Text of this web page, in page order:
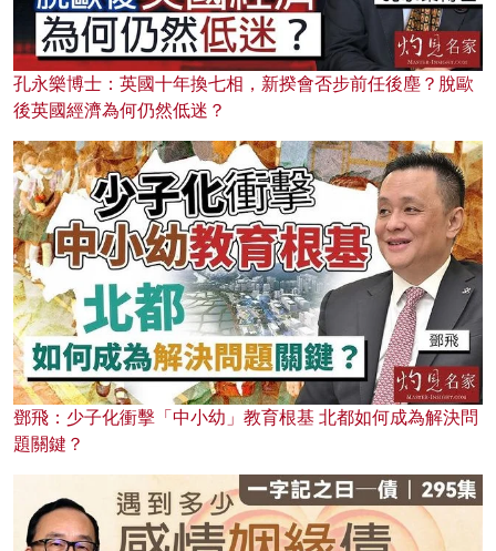
孔永樂博士：英國十年換七相，新揆會否步前任後塵？脫歐
後英國經濟為何仍然低迷？
鄧飛：少子化衝擊「中小幼」教育根基 北都如何成為解決問
題關鍵？